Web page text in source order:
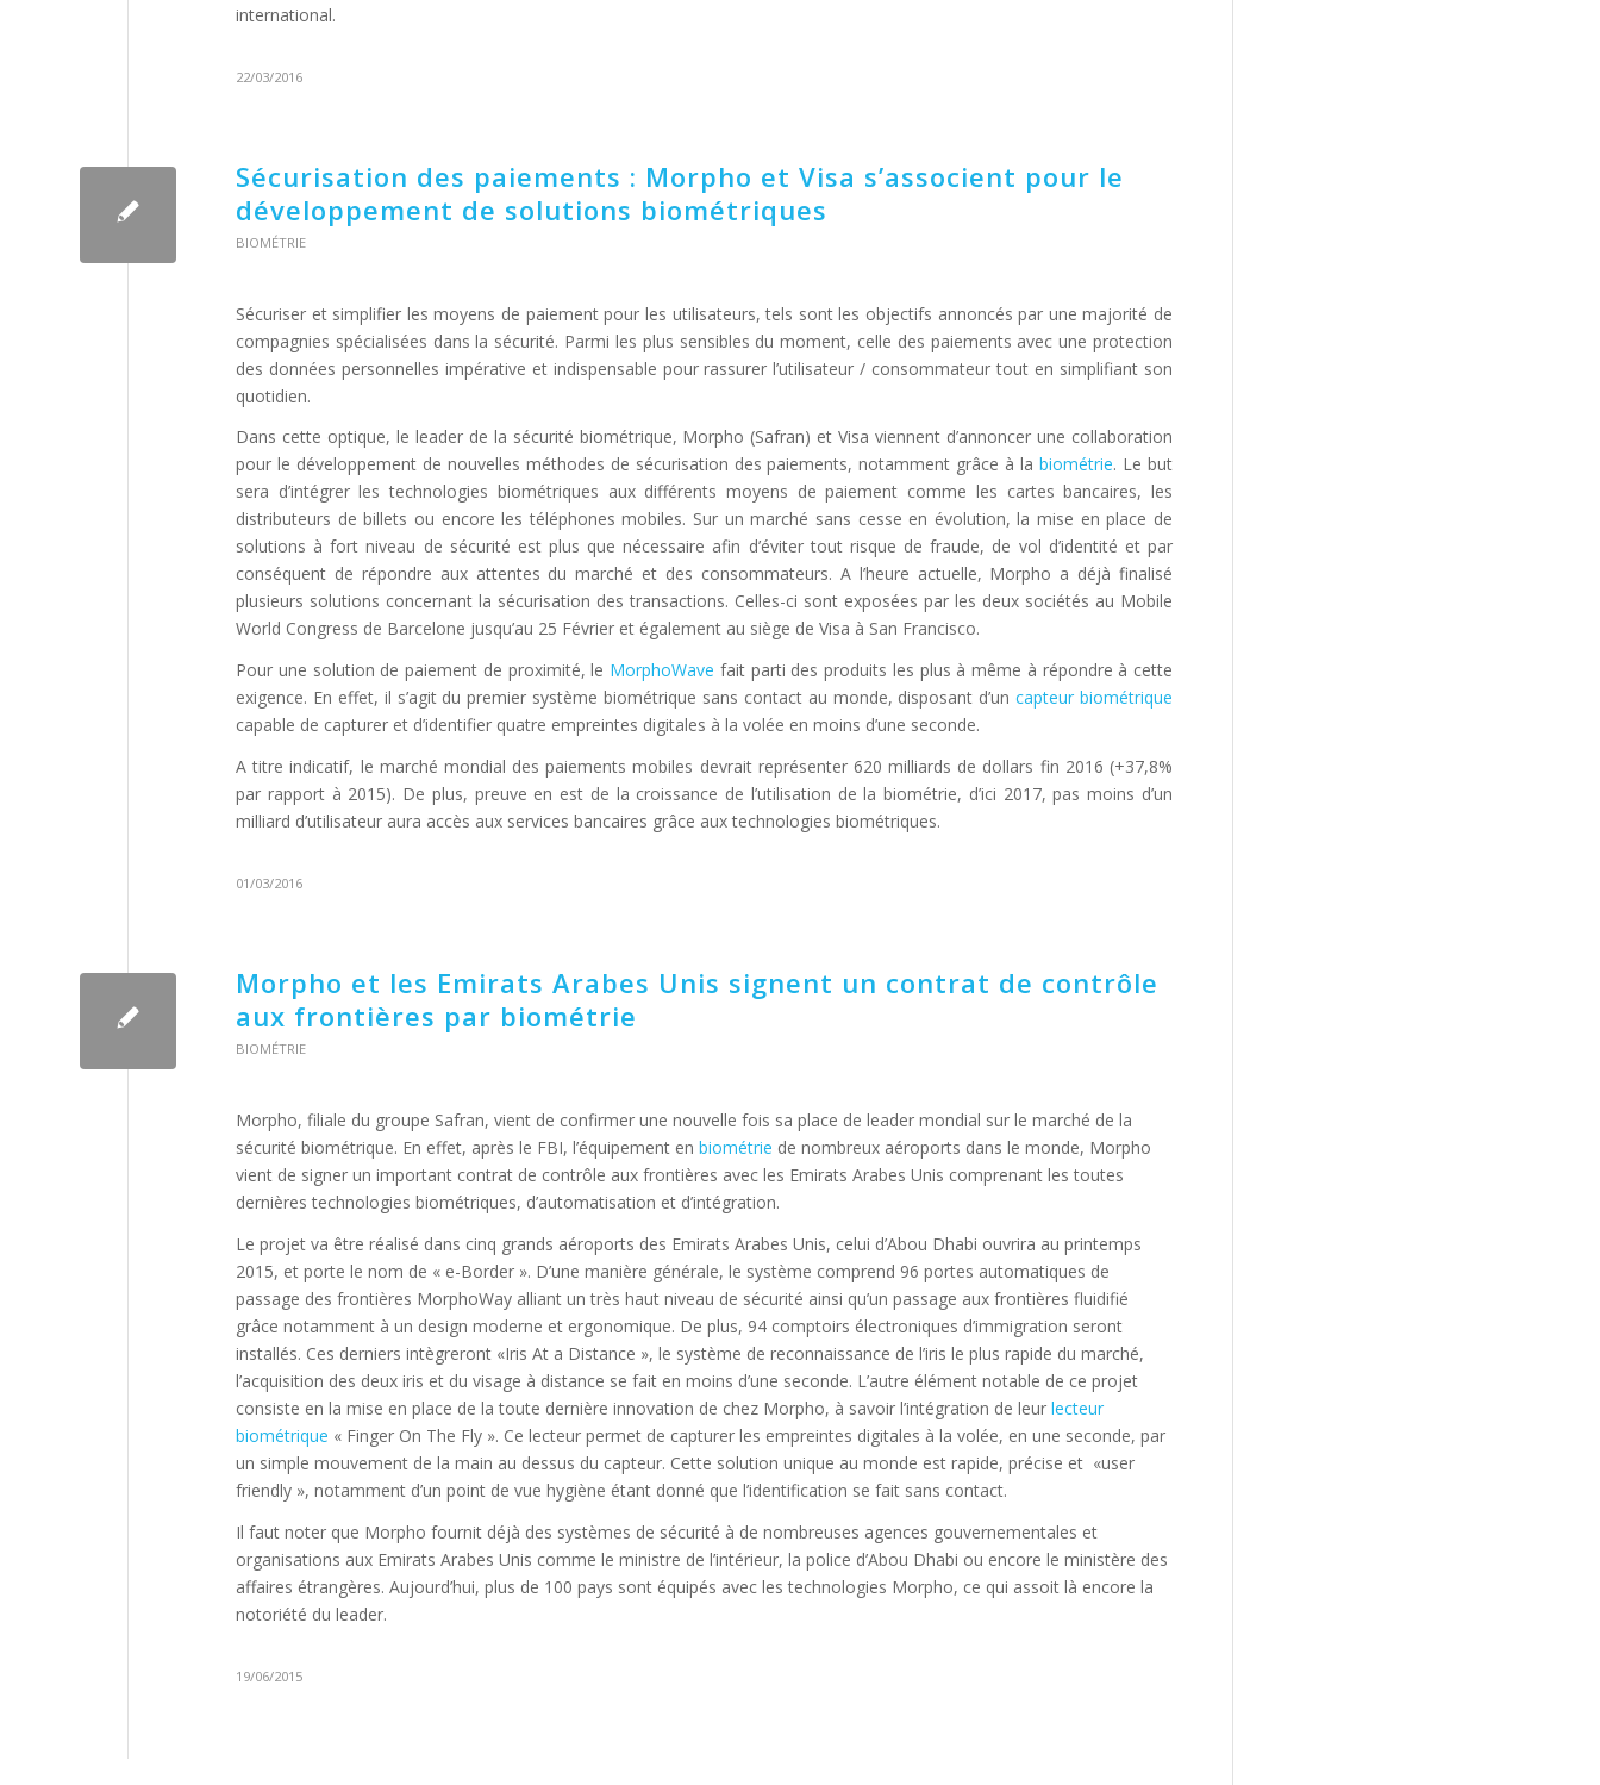
international.
22/03/2016
Sécurisation des paiements : Morpho et Visa s’associent pour le
développement de solutions biométriques
BIOMÉTRIE
Sécuriser et simplifier les moyens de paiement pour les utilisateurs, tels sont les objectifs annoncés par une majorité de
compagnies spécialisées dans la sécurité. Parmi les plus sensibles du moment, celle des paiements avec une protection
des données personnelles impérative et indispensable pour rassurer l’utilisateur / consommateur tout en simplifiant son
quotidien.
Dans cette optique, le leader de la sécurité biométrique, Morpho (Safran) et Visa viennent d’annoncer une collaboration
pour le développement de nouvelles méthodes de sécurisation des paiements, notamment grâce à labiométrie. Le but
sera d’intégrer les technologies biométriques aux différents moyens de paiement comme les cartes bancaires, les
distributeurs de billets ou encore les téléphones mobiles. Sur un marché sans cesse en évolution, la mise en place de
solutions à fort niveau de sécurité est plus que nécessaire afin d’éviter tout risque de fraude, de vol d’identité et par
conséquent de répondre aux attentes du marché et des consommateurs. A l’heure actuelle, Morpho a déjà finalisé
plusieurs solutions concernant la sécurisation des transactions. Celles-ci sont exposées par les deux sociétés au Mobile
World Congress de Barcelone jusqu’au 25 Février et également au siège de Visa à San Francisco.
Pour une solution de paiement de proximité, le MorphoWave fait parti des produits les plus à même à répondre à cette
exigence. En effet, il s’agit du premier système biométrique sans contact au monde, disposant d’uncapteur biométrique
capable de capturer et d’identifier quatre empreintes digitales à la volée en moins d’une seconde.
A titre indicatif, le marché mondial des paiements mobiles devrait représenter 620 milliards de dollars fin 2016 (+37,8%
par rapport à 2015). De plus, preuve en est de la croissance de l’utilisation de la biométrie, d’ici 2017, pas moins d’un
milliard d’utilisateur aura accès aux services bancaires grâce aux technologies biométriques.
01/03/2016
Morpho et les Emirats Arabes Unis signent un contrat de contrôle
aux frontières par biométrie
BIOMÉTRIE
Morpho, filiale du groupe Safran, vient de confirmer une nouvelle fois sa place de leader mondial sur le marché de la
sécurité biométrique. En effet, après le FBI, l’équipement en biométrie de nombreux aéroports dans le monde, Morpho
vient de signer un important contrat de contrôle aux frontières avec les Emirats Arabes Unis comprenant les toutes
dernières technologies biométriques, d’automatisation et d’intégration.
Le projet va être réalisé dans cinq grands aéroports des Emirats Arabes Unis, celui d’Abou Dhabi ouvrira au printemps
2015, et porte le nom de « e-Border ». D’une manière générale, le système comprend 96 portes automatiques de
passage des frontières MorphoWay alliant un très haut niveau de sécurité ainsi qu’un passage aux frontières fluidifié
grâce notamment à un design moderne et ergonomique. De plus, 94 comptoirs électroniques d’immigration seront
installés. Ces derniers intègreront «Iris At a Distance », le système de reconnaissance de l’iris le plus rapide du marché,
l’acquisition des deux iris et du visage à distance se fait en moins d’une seconde. L’autre élément notable de ce projet
consiste en la mise en place de la toute dernière innovation de chez Morpho, à savoir l’intégration de leur lecteur
biométrique « Finger On The Fly ». Ce lecteur permet de capturer les empreintes digitales à la volée, en une seconde, par
un simple mouvement de la main au dessus du capteur. Cette solution unique au monde est rapide, précise et «user
friendly », notamment d’un point de vue hygiène étant donné que l’identification se fait sans contact.
Il faut noter que Morpho fournit déjà des systèmes de sécurité à de nombreuses agences gouvernementales et
organisations aux Emirats Arabes Unis comme le ministre de l’intérieur, la police d’Abou Dhabi ou encore le ministère des
affaires étrangères. Aujourd’hui, plus de 100 pays sont équipés avec les technologies Morpho, ce qui assoit là encore la
notoriété du leader.
19/06/2015